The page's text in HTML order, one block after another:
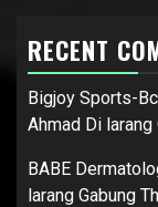
RECENT
Bigjoy Sports-
Ahmad Di
BABE
larang Gabung